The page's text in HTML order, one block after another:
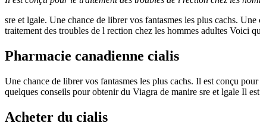
sre et lgale. Une chance de librer vos fantasmes les plus cachs.
traitement des troubles de l rection chez les hommes adultes Voici
Pharmacie canadienne cialis
Une chance de librer vos fantasmes les plus cachs. Il est conçu
quelques conseils pour obtenir du Viagra de manire sre et lgale Il
Acheter du cialis